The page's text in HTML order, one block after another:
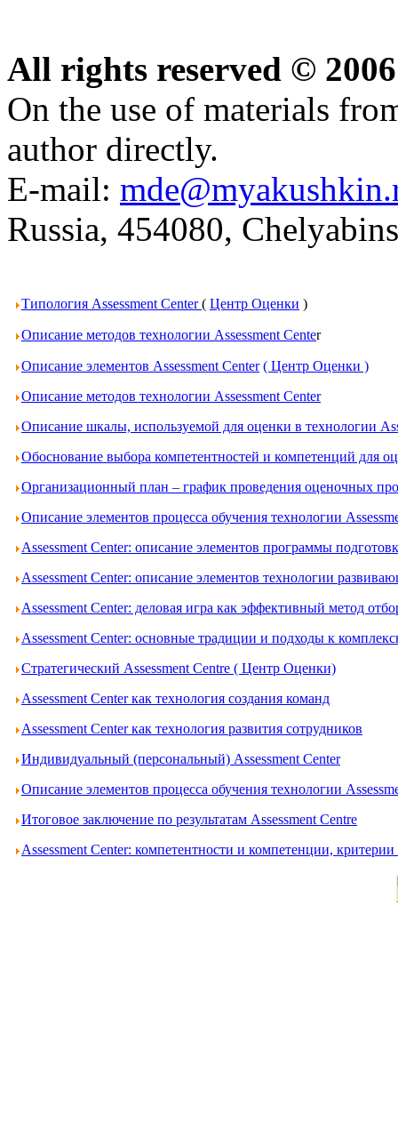
All rights reserved ©
On the use of materials
author directly.
E-mail:
Russia, 454080,
Типология Assessment Center( Центр Оценки )
Описание методов технологии Assessment Center
Описание элементов Assessment Center ( Центр Оценки )
Описание методов технологии Assessment Center
Описание шкалы, используемой для оценки в технологии
Обоснование выбора компетентностей и компетенций для
Организационный план – график проведения оценочных
Описание элементов процесса обучения технологии
Assessment Center: описание элементов программы
Assessment Center: описание элементов технологии
Assessment Center: деловая игра как эффективный метод
Assessment Center: основные традиции и подходы к
Стратегический Assessment Centre ( Центр Оценки)
Assessment Center как технология создания команд
Assessment Center как технология развития сотрудников
Индивидуальный (персональный) Assessment Center
Описание элементов процесса обучения технологии
Итоговое заключение по результатам Assessment Centre
Assessment Center: компетентности и компетенции,